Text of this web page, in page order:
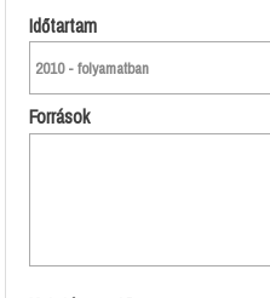
Időtartam
2010 - folyamatban
Források